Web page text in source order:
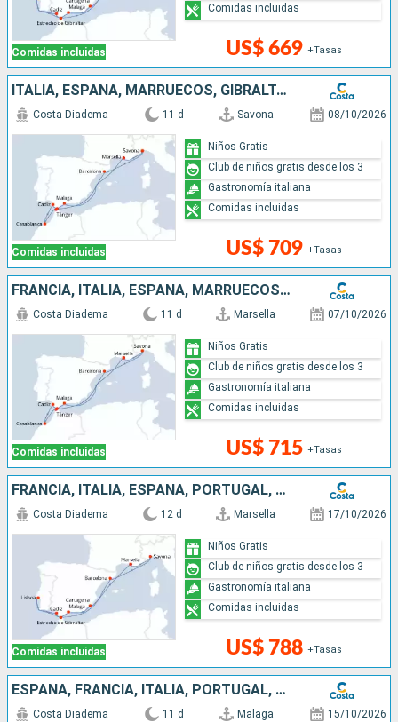
Comidas incluidas US$ 669 +Tasas
Comidas incluidas
ITALIA, ESPAÑA, MARRUECOS, GIBRALTAR, FRANCIA
Comidas incluidas
Costa Diadema 11 d Savona 08/10/2026
US$ 709 +Tasas
Niños Gratis
Club de niños gratis desde los 3
Gastronomía italiana
Comidas incluidas
FRANCIA, ITALIA, ESPAÑA, MARRUECOS, GIBRALTAR
Comidas incluidas
Costa Diadema 11 d Marsella 07/10/2026
US$ 715 +Tasas
Niños Gratis
Club de niños gratis desde los 3
Gastronomía italiana
Comidas incluidas
FRANCIA, ITALIA, ESPAÑA, PORTUGAL, GIBRALTAR
Comidas incluidas
Costa Diadema 12 d Marsella 17/10/2026
US$ 788 +Tasas
Niños Gratis
Club de niños gratis desde los 3
Gastronomía italiana
Comidas incluidas
ESPAÑA, FRANCIA, ITALIA, PORTUGAL, GIBRALTAR
Costa Diadema 11 d Malaga 15/10/2026